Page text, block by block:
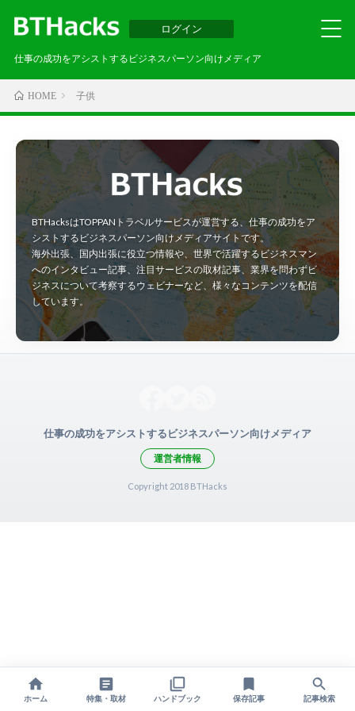
ログイン
仕事の成功をアシストするビジネスパーソン向けメディア
HOME 子供
BTHacksはTOPPANトラベルサービスが運営する、仕事の成功をア
シストするビジネスパーソン向けメディアサイトです。
海外出張、国内出張に役立つ情報や、世界で活躍するビジネスマン
へのインタビュー記事、注目サービスの取材記事、業界を問わずビ
ジネスについて考察するウェビナーなど、様々なコンテンツを配信
しています。
仕事の成功をアシストするビジネスパーソン向けメディア
運営者情報
Copyright 2018 BTHacks
ホーム 特集・取材 ハンドブック 保存記事 記事検索